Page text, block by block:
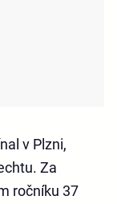
v Plzni,
Za
ročníku 37